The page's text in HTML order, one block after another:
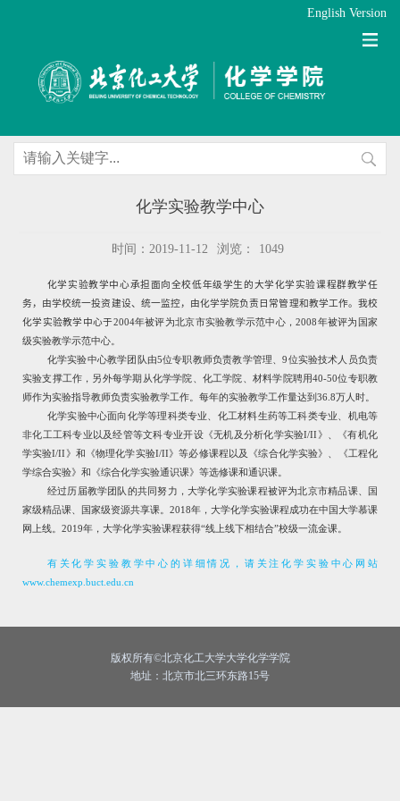
English Version
化学实验教学中心
时间：2019-11-12 浏览： 1049
化学实验教学中心承担面向全校低年级学生的大学化学实验课程群教学任
务， 由学校统一投资建设、统一监控，由化学学院负责日常管理和教学工作。我校
化学实验教学中心于2004年被评为北京市实验教学示范中心，2008年被评为国家
级实验教学示范中心。
化学实验中心教学团队由5位专职教师负责教学管理、9位实验技术人员负责
实验支撑工作，另外每学期从化学学院、化工学院、材料学院聘用40-50位专职教
师作为实验指导教师负责实验教学工作。每年的实验教学工作量达到36.8万人时。
化学实验中心面向化学等理科类专业、化工材料生药等工科类专业、机电等
非化工工科专业以及经管等文科专业开设《无机及分析化学实验I/II》、《有机化
学实验I/II》和《物理化学实验I/II》等必修课程以及《综合化学实验》、《工程化
学综合实验》和《综合化学实验通识课》等选修课和通识课。
经过历届教学团队的共同努力，大学化学实验课程被评为北京市精品课、国
家级精品课、国家级资源共享课。 2018年，大学化学实验课程成功在中国大学慕课
网上线。 2019年，大学化学实验课程获得“线上线下相结合”校级一流金课。
有关化学实验教学中心的详细情况，请关注化学实验中心网站
www.chemexp.buct.edu.cn
版权所有©北京化工大学大学化学学院
地址：北京市北三环东路15号